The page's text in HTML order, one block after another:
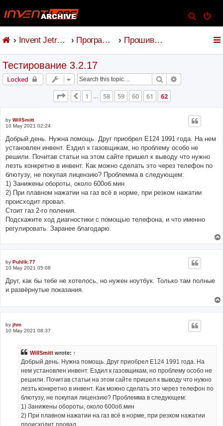
e
Invent Jetronic Программное обеспечение Прошивка и коммандер
Тестирование 3.2.17
Locked Search
Page
62 of 62
Previous
1 58 59 60 61 62
by WillSmitt
10 May 2021 02:24
Добрый день. Нужна помощь. Друг приобрел Е124 1991 года. На нем
установлен инвент. Ездил к газовщикам, но проблему особо не
решили. Почитав статьи на этом сайте пришел к выводу что нужно
лезть конкретно в инвент. Как можно сделать это через телефон по
блютузу, не покупая лицензию? Проблемма в следующем:
1) Занижены обороты, около 600об.мин
2) При плавном нажатии на газ всё в норме, при резком нажатии
происходит провал.
Стоит газ 2-го поления.
Подскажите ход диагностики с помощью телефона, и что именно
регулировать. Заранее благодарю.
by Puhlik.77
10 May 2021 05:08
Друг, как бы тебе не хотелось, но нужен ноутбук. Только там полные
и развёрнутые показания.
by jhm
10 May 2021 08:37
WillSmitt wrote: ↑
Добрый день. Нужна помощь. Друг приобрел Е124 1991 года. На
нем установлен инвент. Ездил к газовщикам, но проблему особо не
решили. Почитав статьи на этом сайте пришел к выводу что нужно
лезть конкретно в инвент. Как можно сделать это через телефон по
блютузу, не покупая лицензию? Проблемма в следующем:
1) Занижены обороты, около 600об.мин
2) При плавном нажатии на газ всё в норме, при резком нажатии